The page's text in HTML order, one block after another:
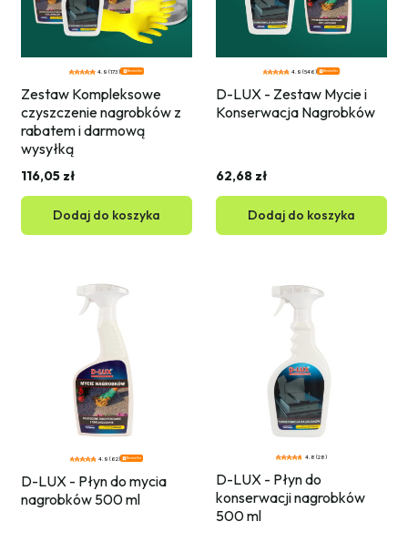
4.9 (173) Bestseller
Zestaw Kompleksowe
czyszczenie nagrobków z
rabatem i darmową
wysyłką
116,05 zł
Dodaj do koszyka
4.9 (546) Bestseller
D-LUX - Zestaw Mycie i
Konserwacja Nagrobków
62,68 zł
Dodaj do koszyka
4.9 (62) Bestseller
D-LUX - Płyn do mycia
nagrobków 500 ml
4.8 (28)
D-LUX - Płyn do
konserwacji nagrobków
500 ml